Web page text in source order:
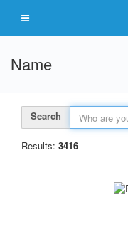
Name
Search
Results: 3416